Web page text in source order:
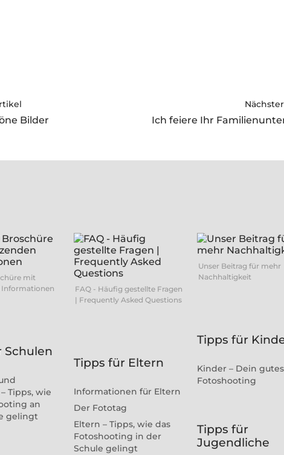
Bilder Ich feiere Ihr
mit
Informationen
Schulen
Tipps, wie
an
gelingt
FAQ - Häufig gestellte Fragen
| Frequently Asked Questions
Tipps für Eltern
Informationen für Eltern
Der Fototag
Eltern – Tipps, wie das
Fotoshooting in der
Schule gelingt
Unser Beitrag für mehr
Nachhaltigkeit
Tipps für
Kinder – Dein gutes
Fotoshooting
Tipps für
Jugendliche